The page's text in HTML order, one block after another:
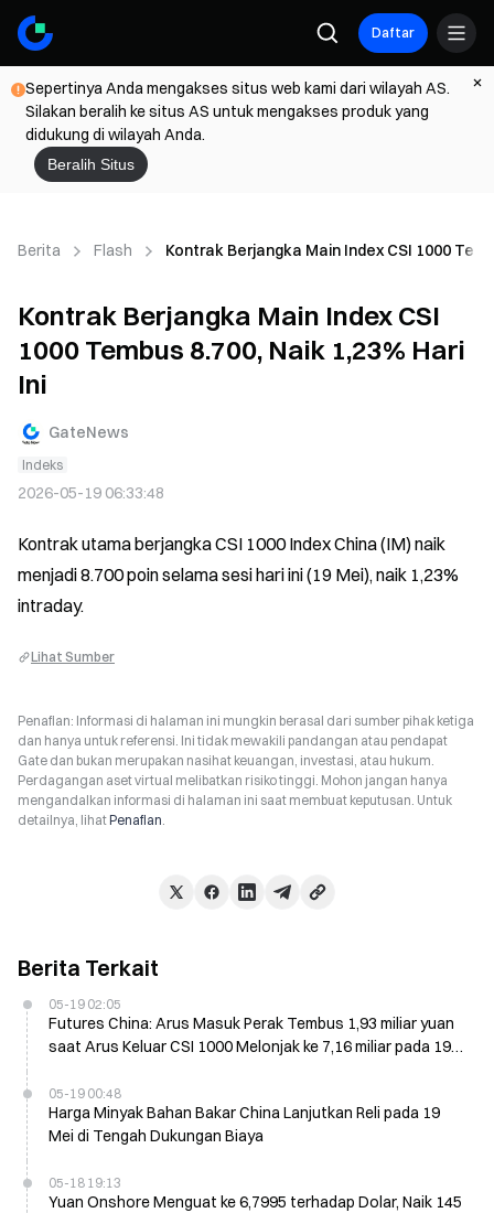
Daftar
Sepertinya Anda mengakses situs web kami dari wilayah AS.
Silakan beralih ke situs AS untuk mengakses produk yang
didukung di wilayah Anda.
Beralih Situs
Berita Flash Kontrak Berjangka Main Index CSI 1000
Kontrak Berjangka Main Index CSI
1000 Tembus 8.700, Naik 1,23% Hari
Ini
GateNews
Indeks
2026-05-19 06:33:48
Kontrak utama berjangka CSI 1000 Index China (IM) naik
menjadi 8.700 poin selama sesi hari ini (19 Mei), naik 1,23%
intraday.
Lihat Sumber
Penafian: Informasi di halaman ini mungkin berasal dari sumber pihak ketiga
dan hanya untuk referensi. Ini tidak mewakili pandangan atau pendapat
Gate dan bukan merupakan nasihat keuangan, investasi, atau hukum.
Perdagangan aset virtual melibatkan risiko tinggi. Mohon jangan hanya
mengandalkan informasi di halaman ini saat membuat keputusan. Untuk
detailnya, lihatPenafian.
Berita Terkait
05-19 02:05
Futures China: Arus Masuk Perak Tembus 1,93 miliar yuan
saat Arus Keluar CSI 1000 Melonjak ke 7,16 miliar pada 19
05-19 00:48
Harga Minyak Bahan Bakar China Lanjutkan Reli pada 19
Mei di Tengah Dukungan Biaya
05-18 19:13
Yuan Onshore Menguat ke 6,7995 terhadap Dolar, Naik 145